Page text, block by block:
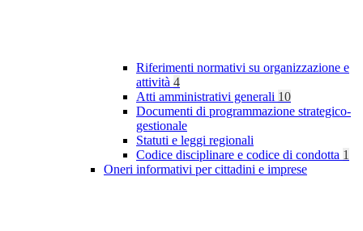
Riferimenti normativi su organizzazione e
attività 4
Atti amministrativi generali 10
Documenti di programmazione strategico-
gestionale
Statuti e leggi regionali
Codice disciplinare e codice di condotta 1
Oneri informativi per cittadini e imprese